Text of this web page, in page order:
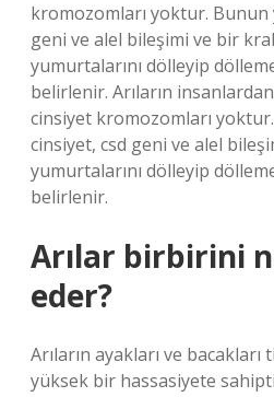
kromozomları yoktur. Bunun
geni ve alel bileşimi ve bir
yumurtalarını dölleyip
belirlenir. Arıların
cinsiyet kromozomları
cinsiyet, csd geni ve alel
yumurtalarını dölleyip
belirlenir.
Arılar birbirini
eder?
Arıların ayakları ve
yüksek bir hassasiyete